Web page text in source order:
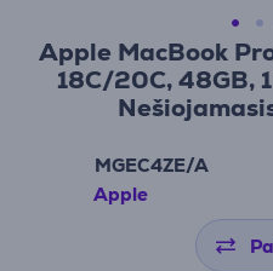
Apple MacBook
18C/20C, 48GB,
MGEC4ZE/A
Apple